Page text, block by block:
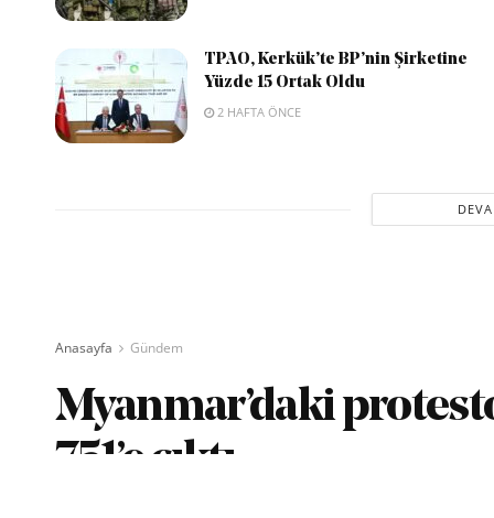
TPAO, Kerkük’te BP’nin Şirketine
Yüzde 15 Ortak Oldu
2 HAFTA ÖNCE
Anasayfa Gündem
Myanmar’daki
751’e çıktı